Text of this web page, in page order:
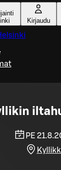
Kirjaudu
PE